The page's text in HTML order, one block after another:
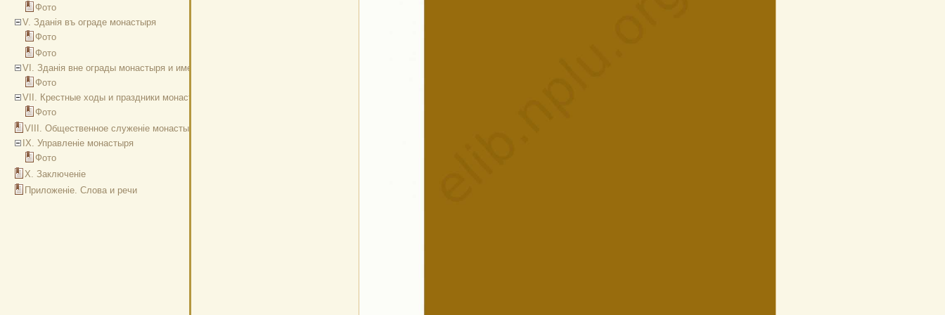
Фото
V. Зданія въ ограде монастыря
Фото
Фото
VI. Зданія вне ограды монастыря и именія
Фото
VII. Крестные ходы и праздники монастыря
Фото
VIII. Общественное служеніе монастыря
IX. Управленіе монастыря
Фото
Х. Заключеніе
Приложеніе. Слова и речи